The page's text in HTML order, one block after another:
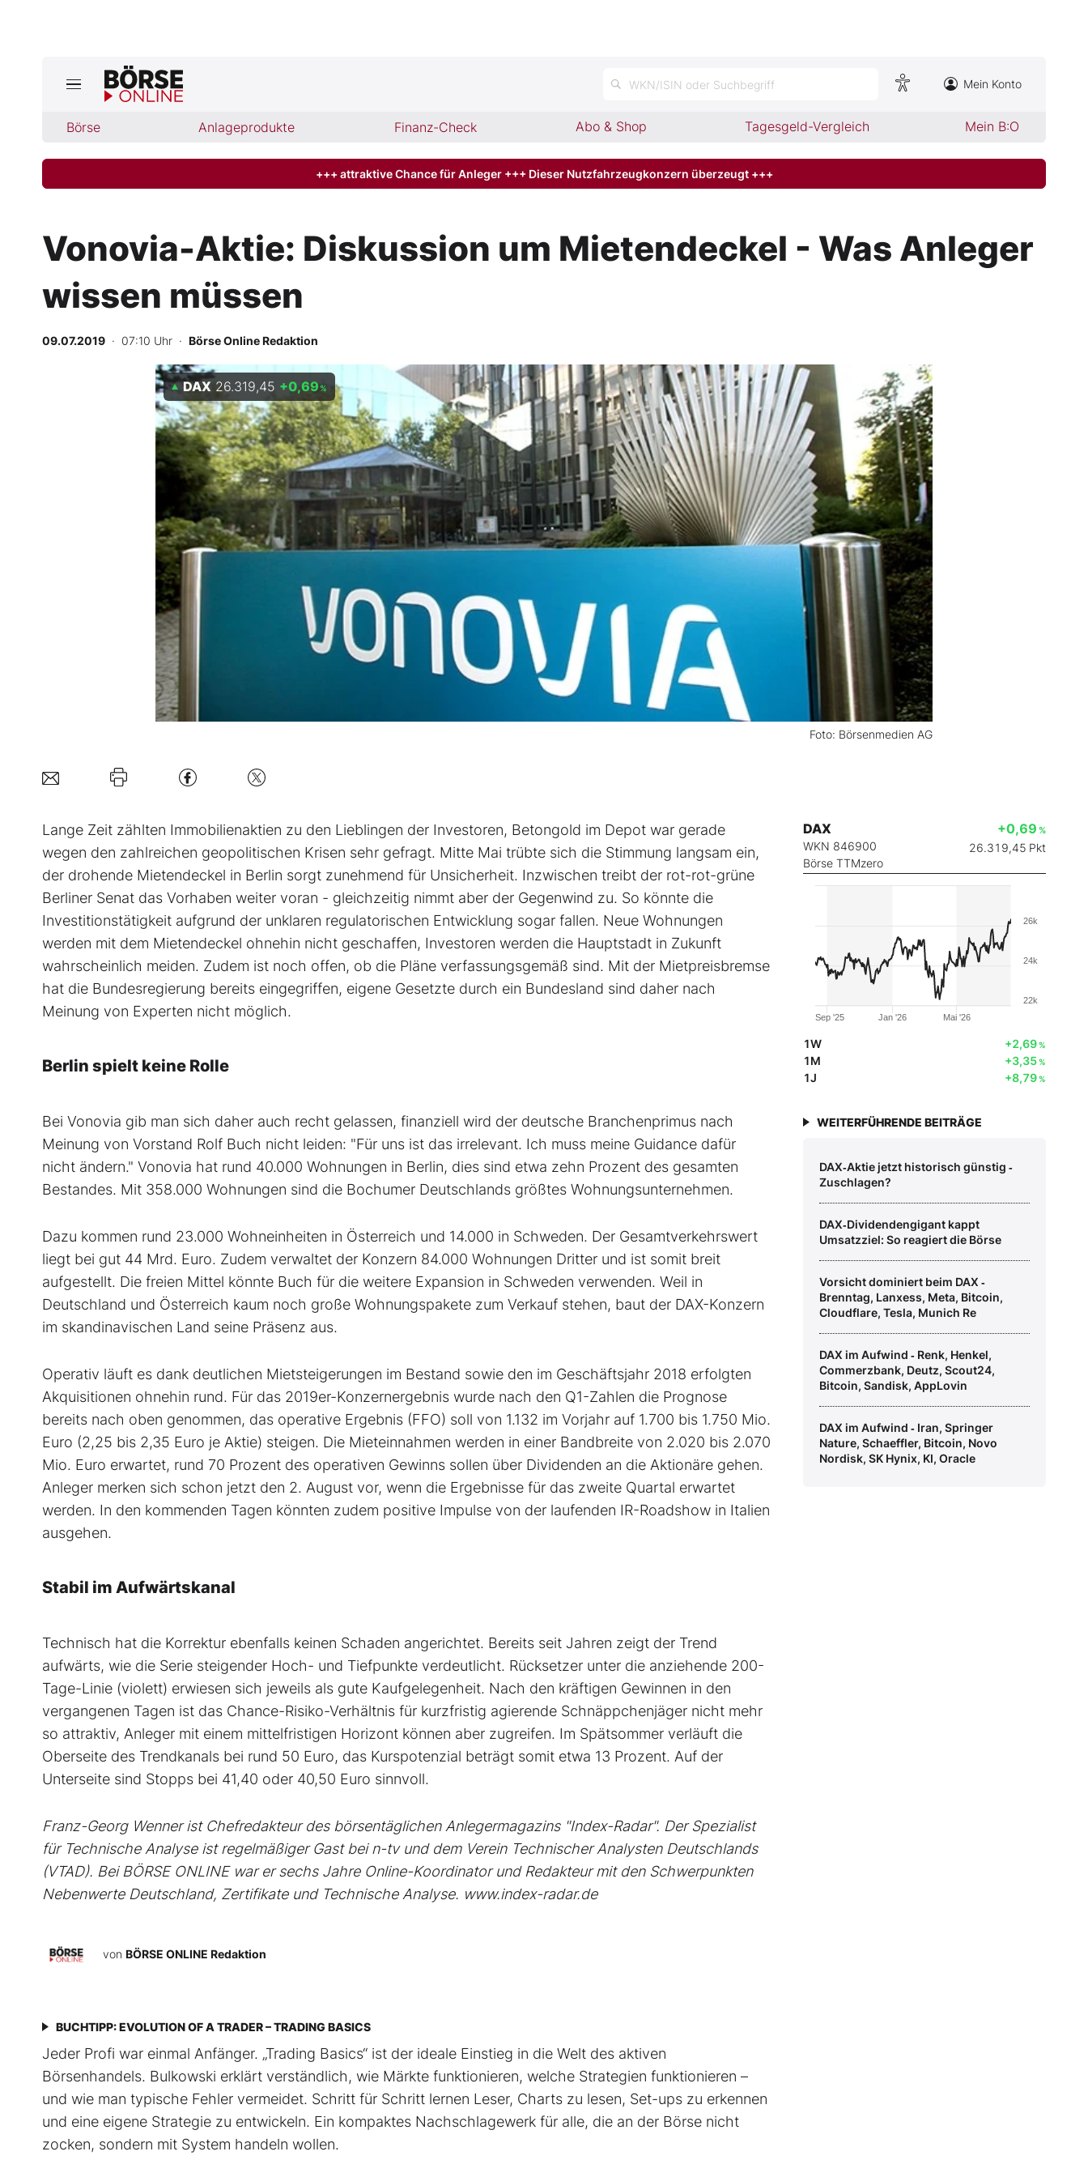
WKN/ISIN oder Suchbegriff Mein Konto
Börse Anlageprodukte Finanz-Check Abo & Shop Tagesgeld-Vergleich Mein B:O
Jetzt aktuelle Ausgabe BÖRSE ONLINE lesen
Finanz-Check
Abo & Shop
BO-Musterdepots
Experten
Mein B:O
Mein Konto
Folgen Sie uns
Kontakt
+++ attraktive Chance für Anleger +++ Dieser Nutzfahrzeugkonzern überzeugt +++
Vonovia-Aktie: Diskussion um Mietendeckel - Was Anleger
wissen müssen
09.07.2019 · 07:10 Uhr · Börse Online Redaktion
Foto: Börsenmedien AG
DAX 26.319,45 +0,69%
Lange Zeit zählten Immobilienaktien zu den Lieblingen der Investoren, Betongold im Depot war gerade
wegen den zahlreichen geopolitischen Krisen sehr gefragt. Mitte Mai trübte sich die Stimmung langsam ein,
der drohende Mietendeckel in Berlin sorgt zunehmend für Unsicherheit. Inzwischen treibt der rot-rot-grüne
Berliner Senat das Vorhaben weiter voran - gleichzeitig nimmt aber der Gegenwind zu. So könnte die
Investitionstätigkeit aufgrund der unklaren regulatorischen Entwicklung sogar fallen. Neue Wohnungen
werden mit dem Mietendeckel ohnehin nicht geschaffen, Investoren werden die Hauptstadt in Zukunft
wahrscheinlich meiden. Zudem ist noch offen, ob die Pläne verfassungsgemäß sind. Mit der Mietpreisbremse
hat die Bundesregierung bereits eingegriffen, eigene Gesetzte durch ein Bundesland sind daher nach
Meinung von Experten nicht möglich.
Berlin spielt keine Rolle
Bei Vonovia gib man sich daher auch recht gelassen, finanziell wird der deutsche Branchenprimus nach
Meinung von Vorstand Rolf Buch nicht leiden: "Für uns ist das irrelevant. Ich muss meine Guidance dafür
nicht ändern." Vonovia hat rund 40.000 Wohnungen in Berlin, dies sind etwa zehn Prozent des gesamten
Bestandes. Mit 358.000 Wohnungen sind die Bochumer Deutschlands größtes Wohnungsunternehmen.
Dazu kommen rund 23.000 Wohneinheiten in Österreich und 14.000 in Schweden. Der Gesamtverkehrswert
liegt bei gut 44 Mrd. Euro. Zudem verwaltet der Konzern 84.000 Wohnungen Dritter und ist somit breit
aufgestellt. Die freien Mittel könnte Buch für die weitere Expansion in Schweden verwenden. Weil in
Deutschland und Österreich kaum noch große Wohnungspakete zum Verkauf stehen, baut der DAX-Konzern
im skandinavischen Land seine Präsenz aus.
Operativ läuft es dank deutlichen Mietsteigerungen im Bestand sowie den im Geschäftsjahr 2018 erfolgten
Akquisitionen ohnehin rund. Für das 2019er-Konzernergebnis wurde nach den Q1-Zahlen die Prognose
bereits nach oben genommen, das operative Ergebnis (FFO) soll von 1.132 im Vorjahr auf 1.700 bis 1.750 Mio.
Euro (2,25 bis 2,35 Euro je Aktie) steigen. Die Mieteinnahmen werden in einer Bandbreite von 2.020 bis 2.070
Mio. Euro erwartet, rund 70 Prozent des operativen Gewinns sollen über Dividenden an die Aktionäre gehen.
Anleger merken sich schon jetzt den 2. August vor, wenn die Ergebnisse für das zweite Quartal erwartet
werden. In den kommenden Tagen könnten zudem positive Impulse von der laufenden IR-Roadshow in Italien
ausgehen.
Stabil im Aufwärtskanal
Technisch hat die Korrektur ebenfalls keinen Schaden angerichtet. Bereits seit Jahren zeigt der Trend
aufwärts, wie die Serie steigender Hoch- und Tiefpunkte verdeutlicht. Rücksetzer unter die anziehende 200-
Tage-Linie (violett) erwiesen sich jeweils als gute Kaufgelegenheit. Nach den kräftigen Gewinnen in den
vergangenen Tagen ist das Chance-Risiko-Verhältnis für kurzfristig agierende Schnäppchenjäger nicht mehr
so attraktiv, Anleger mit einem mittelfristigen Horizont können aber zugreifen. Im Spätsommer verläuft die
Oberseite des Trendkanals bei rund 50 Euro, das Kurspotenzial beträgt somit etwa 13 Prozent. Auf der
Unterseite sind Stopps bei 41,40 oder 40,50 Euro sinnvoll.
Franz-Georg Wenner ist Chefredakteur des börsentäglichen Anlegermagazins "Index-Radar". Der Spezialist
für Technische Analyse ist regelmäßiger Gast bei n-tv und dem Verein Technischer Analysten Deutschlands
(VTAD). Bei BÖRSE ONLINE war er sechs Jahre Online-Koordinator und Redakteur mit den Schwerpunkten
Nebenwerte Deutschland, Zertifikate und Technische Analyse. www.index-radar.de
von BÖRSE ONLINE Redaktion
BUCHTIPP: EVOLUTION OF A TRADER – TRADING BASICS
Jeder Profi war einmal Anfänger. „Trading Basics“ ist der ideale Einstieg in die Welt des aktiven
Börsenhandels. Bulkowski erklärt verständlich, wie Märkte funktionieren, welche Strategien funktionieren –
und wie man typische Fehler vermeidet. Schritt für Schritt lernen Leser, Charts zu lesen, Set-ups zu erkennen
und eine eigene Strategie zu entwickeln. Ein kompaktes Nachschlagewerk für alle, die an der Börse nicht
zocken, sondern mit System handeln wollen.
DAX
WKN 846900
Börse TTMzero
+0,69 %
26.319,45 Pkt
Jan '26
Sep '25 Mai '26
22k
24k
26k
1W +2,69%
1M +3,35%
1J +8,79%
WEITERFÜHRENDE BEITRÄGE
DAX‑Aktie jetzt historisch günstig ‑
Zuschlagen?
DAX‑Dividendengigant kappt
Umsatzziel: So reagiert die Börse
Vorsicht dominiert beim DAX ‑
Brenntag, Lanxess, Meta, Bitcoin,
Cloudflare, Tesla, Munich Re
DAX im Aufwind ‑ Renk, Henkel,
Commerzbank, Deutz, Scout24,
Bitcoin, Sandisk, AppLovin
DAX im Aufwind ‑ Iran, Springer
Nature, Schaeffler, Bitcoin, Novo
Nordisk, SK Hynix, KI, Oracle